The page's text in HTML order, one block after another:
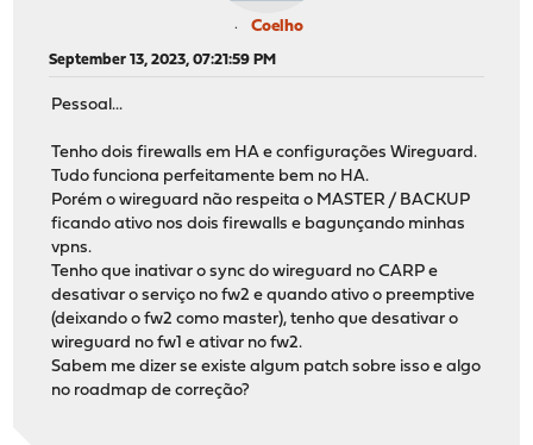
Coelho
September 13, 2023, 07:21:59 PM
Pessoal...
Tenho dois firewalls em HA e configurações Wireguard.
Tudo funciona perfeitamente bem no HA.
Porém o wireguard não respeita o MASTER / BACKUP
ficando ativo nos dois firewalls e bagunçando minhas
vpns.
Tenho que inativar o sync do wireguard no CARP e
desativar o serviço no fw2 e quando ativo o preemptive
(deixando o fw2 como master), tenho que desativar o
wireguard no fw1 e ativar no fw2.
Sabem me dizer se existe algum patch sobre isso e algo
no roadmap de correção?